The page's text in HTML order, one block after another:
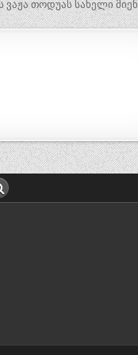
ვაჟა თოდუას სახელი